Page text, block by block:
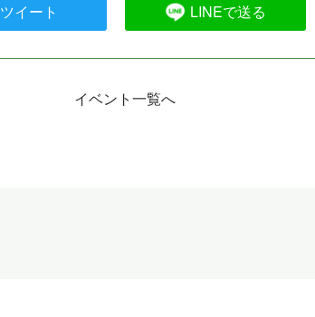
ツイート LINEで送る
イベント一覧へ